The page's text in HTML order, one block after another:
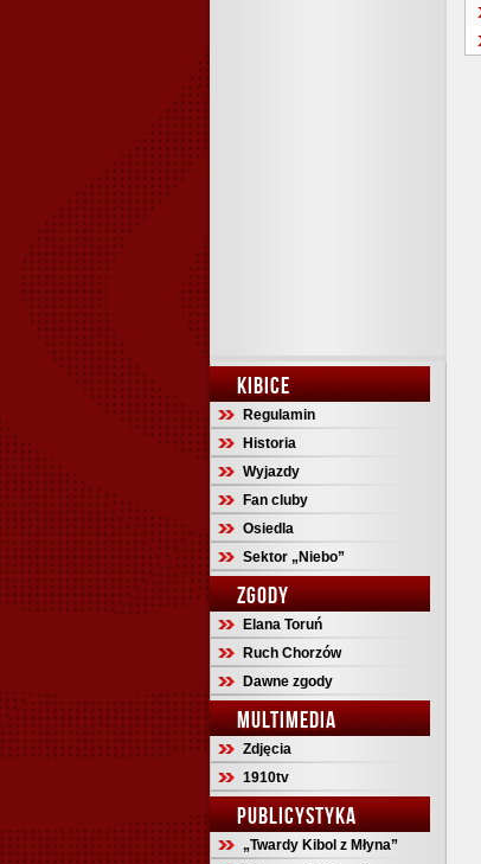
KIBICE
Regulamin
Historia
Wyjazdy
Fan cluby
Osiedla
Sektor „Niebo”
ZGODY
Elana Toruń
Ruch Chorzów
Dawne zgody
MULTIMEDIA
Zdjęcia
1910tv
PUBLICYSTYKA
„Twardy Kibol z Młyna”